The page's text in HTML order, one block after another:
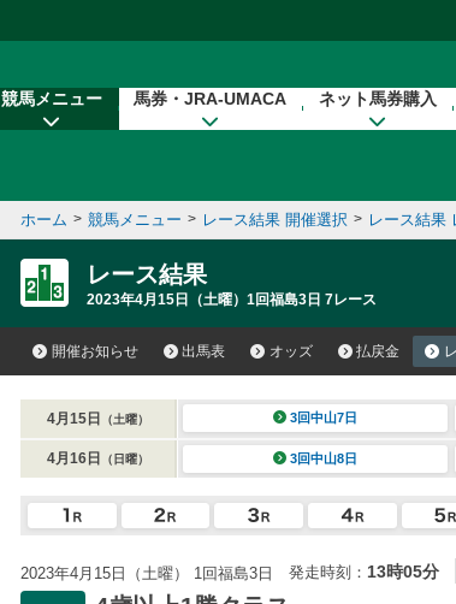
競馬メニュー 馬券・JRA-UMACA ネット馬券購入
ホーム > 競馬メニュー > レース結果 開催選択 > レース結果
レース結果
2023年4月15日（土曜）1回福島3日 7レース
開催お知らせ 出馬表 オッズ 払戻金
4月15日 （土曜） 3回中山7日
4月16日 （日曜） 3回中山8日
2023年4月15日（土曜） 1回福島3日 発走時刻： 13時05分